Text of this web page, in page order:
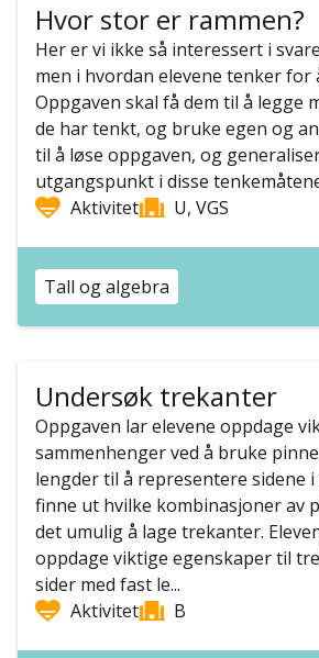
Hvor stor er rammen?
Her er vi ikke så interessert i
men i hvordan elevene tenker for
Oppgaven skal få dem til å legge
de har tenkt, og bruke egen og
til å løse oppgaven, og
utgangspunkt i disse
Aktivitet
U, VGS
Tall og algebra
Undersøk trekanter
Oppgaven lar elevene oppdage
sammenhenger ved å bruke
lengder til å representere sidene
finne ut hvilke kombinasjoner av
det umulig å lage trekanter.
oppdage viktige egenskaper til
sider med fast le...
Aktivitet
B